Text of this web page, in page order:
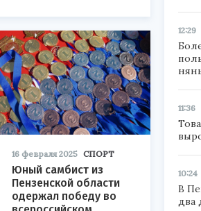
16 февраля 2025 СПОРТ
Юный самбист из
Пензенской области
одержал победу во
12:29
11:36
10:24
В
два